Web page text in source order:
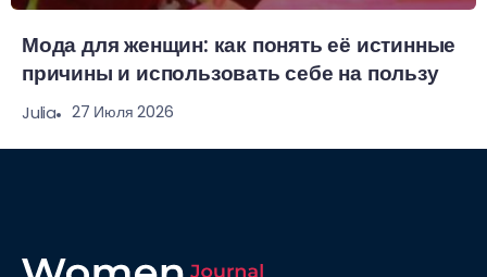
Мода для женщин: как понять её истинные
причины и использовать себе на пользу
Julia 27 Июля 2026